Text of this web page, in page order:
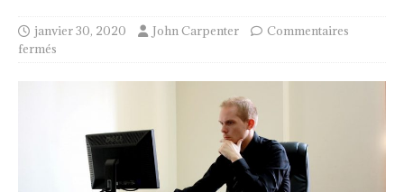
janvier 30, 2020 John Carpenter
Commentaires
fermés